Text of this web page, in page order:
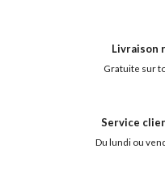
Livraison
Gratuite sur
Service
Du lundi ou